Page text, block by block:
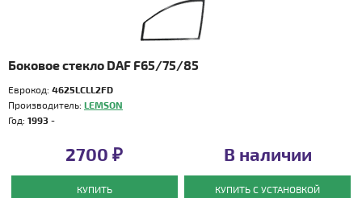
Боковое стекло DAF F65/75/85
Еврокод: 4625LCLL2FD
Производитель: LEMSON
Год: 1993 -
2700 ₽
КУПИТЬ
В наличии
КУПИТЬ С УСТАНОВКОЙ